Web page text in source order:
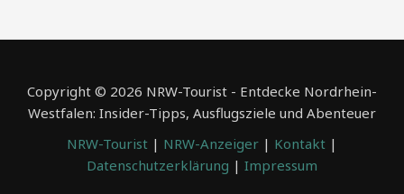
Copyright © 2026 NRW-Tourist - Entdecke Nordrhein-
Westfalen: Insider-Tipps, Ausflugsziele und Abenteuer
NRW-Tourist | NRW-Anzeiger | Kontakt |
Datenschutzerklärung | Impressum